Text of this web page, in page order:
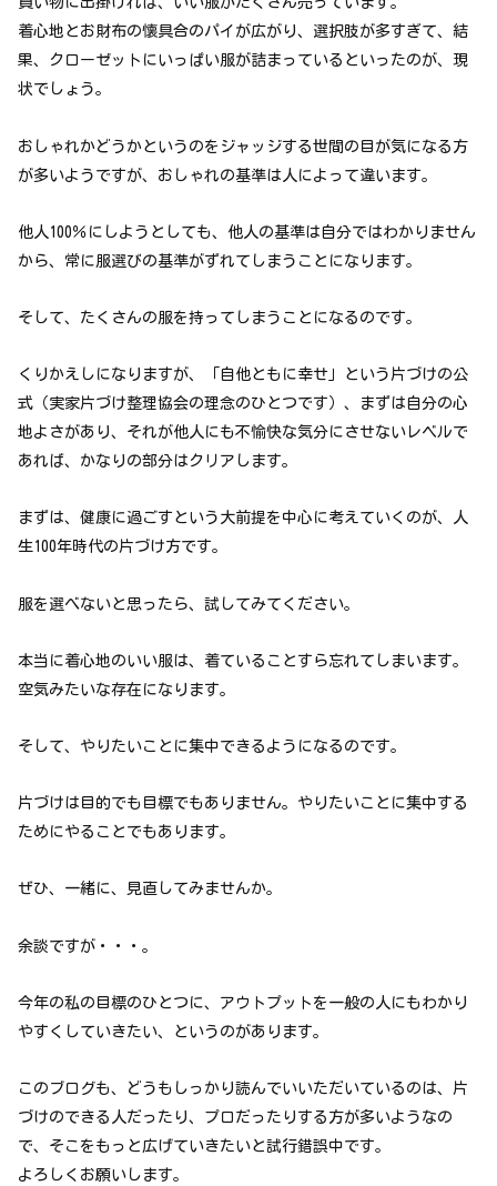
着心地とお財布の懐具合のパイが広がり、選択肢が多すぎて、結
果、クローゼットにいっぱい服が詰まっているといったのが、現
状でしょう。
おしゃれかどうかというのをジャッジする世間の目が気になる方
が多いようですが、おしゃれの基準は人によって違います。
他人100％にしようとしても、他人の基準は自分ではわかりません
から、常に服選びの基準がずれてしまうことになります。
そして、たくさんの服を持ってしまうことになるのです。
くりかえしになりますが、「自他ともに幸せ」という片づけの公
式（実家片づけ整理協会の理念のひとつです）、まずは自分の心
地よさがあり、それが他人にも不愉快な気分にさせないレベルで
あれば、かなりの部分はクリアします。
まずは、健康に過ごすという大前提を中心に考えていくのが、人
生100年時代の片づけ方です。
服を選べないと思ったら、試してみてください。
本当に着心地のいい服は、着ていることすら忘れてしまいます。
空気みたいな存在になります。
そして、やりたいことに集中できるようになるのです。
片づけは目的でも目標でもありません。やりたいことに集中する
ためにやることでもあります。
ぜひ、一緒に、見直してみませんか。
余談ですが・・・。
今年の私の目標のひとつに、アウトプットを一般の人にもわかり
やすくしていきたい、というのがあります。
このブログも、どうもしっかり読んでいいただいているのは、片
づけのできる人だったり、プロだったりする方が多いようなの
で、そこをもっと広げていきたいと試行錯誤中です。
よろしくお願いします。